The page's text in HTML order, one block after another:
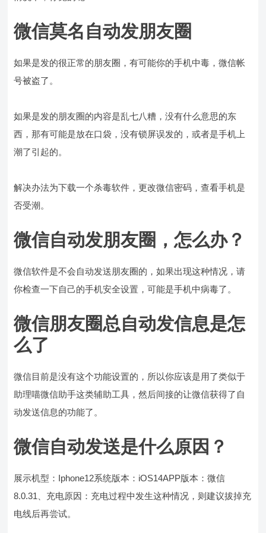
微信莫名自动发朋友圈
如果是发的很正常的朋友圈，有可能你的手机中毒，微信帐
号被盗了。
如果是发的朋友圈的内容是乱七八糟，没有什么意思的东
西，那有可能是放在口袋，没有锁屏误发的，或者是手机上
潮了引起的。
解决办法为下载一个杀毒软件，更改微信密码，查看手机是
否受潮。
微信自动发朋友圈，怎么办？
微信软件是不会自动发送朋友圈的，如果出现这种情况，请
你检查一下自己的手机安全设置，可能是手机中病毒了。
微信朋友圈总自动发信息是怎
么了
微信目前是没有这个功能设置的，所以你应该是用了类似于
助理喵微信助手这类辅助工具，然后间接的让微信获得了自
动发送信息的功能了。
微信自动发送是什么原因？
展示机型：Iphone12系统版本：iOS14APP版本：微信
8.0.31、充电原因：充电过程中发生这种情况，则建议拔掉充
电线后再尝试。